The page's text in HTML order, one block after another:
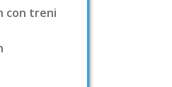
con treni